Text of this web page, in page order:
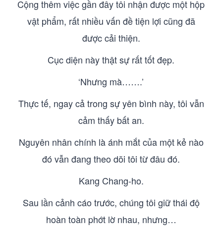
Cộng thêm việc gần đây tôi nhận được một hộp
vật phẩm, rất nhiều vấn đề tiện lợi cũng đã
được cải thiện.
Cục diện này thật sự rất tốt đẹp.
‘Nhưng mà…….’
Thực tế, ngay cả trong sự yên bình này, tôi vẫn
cảm thấy bất an.
Nguyên nhân chính là ánh mắt của một kẻ nào
đó vẫn đang theo dõi tôi từ đâu đó.
Kang Chang-ho.
Sau lần cảnh cáo trước, chúng tôi giữ thái độ
hoàn toàn phớt lờ nhau, nhưng…